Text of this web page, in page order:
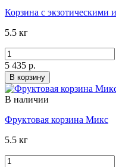
Корзина с экзотическими
5.5 кг
5 435 р.
В корзину
В наличии
Фруктовая корзина Микс
5.5 кг